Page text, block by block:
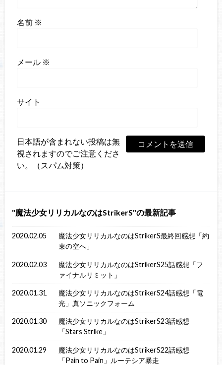
名前 ※
メール ※
サイト
日本語が含まれない投稿は無
視されますのでご注意くださ
い。（スパム対策）
魔法少女リリカルなのはStrikerS の最新記事
2020.02.05
魔法少女リリカルなのはStrikerS最終回感想「約
束の空へ」
2020.02.03
魔法少女リリカルなのはStrikerS25話感想「フ
ァイナルリミット」
2020.01.31
魔法少女リリカルなのはStrikerS24話感想「電
光」真ソニックフォーム
2020.01.30
魔法少女リリカルなのはStrikerS23話感想
「Stars Strike」
2020.01.29
魔法少女リリカルなのはStrikerS22話感想
「Pain to Pain」ルーテシア暴走